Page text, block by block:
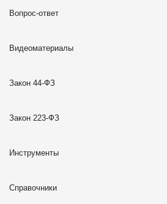
Вопрос-ответ
Видеоматериалы
Закон 44-ФЗ
Закон 223-ФЗ
Инструменты
Справочники